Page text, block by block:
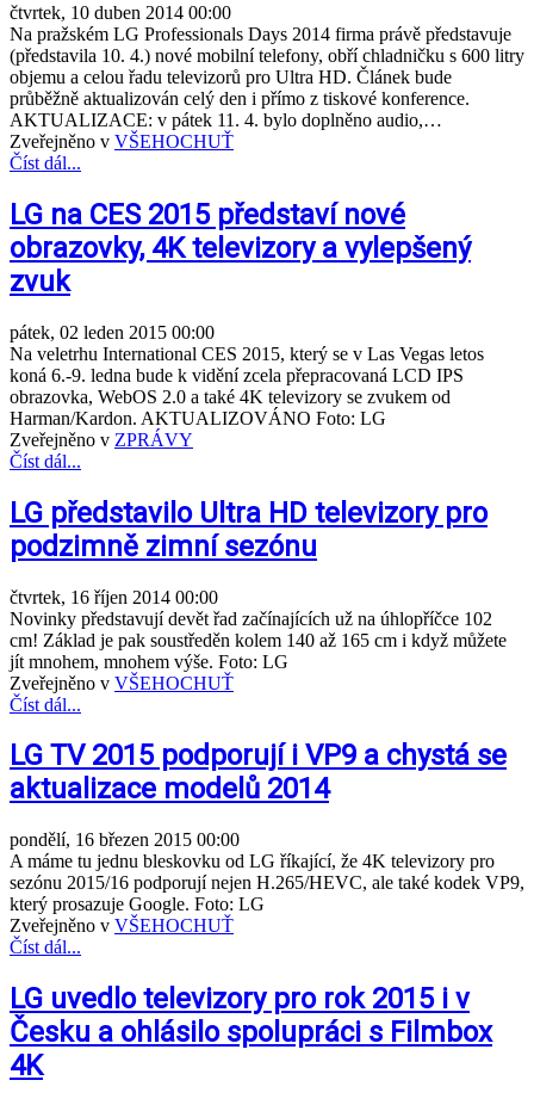
čtvrtek, 10 duben 2014 00:00
Na pražském LG Professionals Days 2014 firma právě představuje
(představila 10. 4.) nové mobilní telefony, obří chladničku s 600 litry
objemu a celou řadu televizorů pro Ultra HD. Článek bude
průběžně aktualizován celý den i přímo z tiskové konference.
AKTUALIZACE: v pátek 11. 4. bylo doplněno audio,…
Zveřejněno v VŠEHOCHUŤ
Číst dál...
LG na CES 2015 představí nové
obrazovky, 4K televizory a vylepšený
zvuk
pátek, 02 leden 2015 00:00
Na veletrhu International CES 2015, který se v Las Vegas letos
koná 6.-9. ledna bude k vidění zcela přepracovaná LCD IPS
obrazovka, WebOS 2.0 a také 4K televizory se zvukem od
Harman/Kardon. AKTUALIZOVÁNO Foto: LG
Zveřejněno v ZPRÁVY
Číst dál...
LG představilo Ultra HD televizory pro
podzimně zimní sezónu
čtvrtek, 16 říjen 2014 00:00
Novinky představují devět řad začínajících už na úhlopříčce 102
cm! Základ je pak soustředěn kolem 140 až 165 cm i když můžete
jít mnohem, mnohem výše. Foto: LG
Zveřejněno v VŠEHOCHUŤ
Číst dál...
LG TV 2015 podporují i VP9 a chystá se
aktualizace modelů 2014
pondělí, 16 březen 2015 00:00
A máme tu jednu bleskovku od LG říkající, že 4K televizory pro
sezónu 2015/16 podporují nejen H.265/HEVC, ale také kodek VP9,
který prosazuje Google. Foto: LG
Zveřejněno v VŠEHOCHUŤ
Číst dál...
LG uvedlo televizory pro rok 2015 i v
Česku a ohlásilo spolupráci s Filmbox
4K